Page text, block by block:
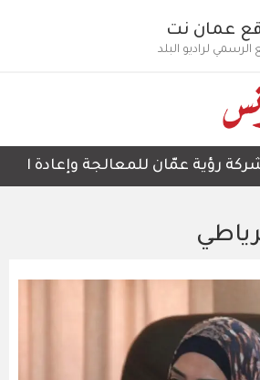
عمان نت
الرسمي لراديو البلد
رؤية عمّان للمعالجة وإعادة